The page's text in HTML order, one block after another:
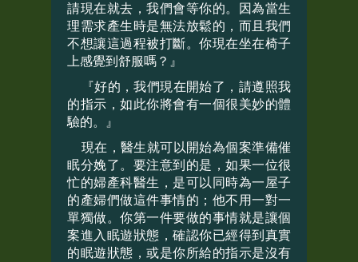
請現在就去，我們會等你的。因為當生
理需求產生時是無法放鬆的，而且我們
不想讓這過程被打斷。你現在坐在椅子
上感覺到舒服嗎？』
『好的，我們現在開始了，請遵照我
的指示，如此你將會有一個很美妙的體
驗的。』
現在，醫生就可以開始為個案準備催
眠分娩了。要注意到的是，如果一位很
忙的婦產科醫生，是可以同時為一屋子
的產婦們做這件事情的；他不用一對一
單獨做。你第一件要做的事情就是讓個
案進入眠遊狀態，確認你已經得到真實
的眠遊狀態，或是你所給的指示是沒有